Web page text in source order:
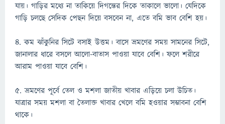
যায়। গাড়ির মধ্যে না তাকিয়ে দিগন্তের দিকে তাকালে ভালো। যেদিকে
গাড়ি চলছে সেদিক পেছন দিয়ে বসবেন না, এতে বমি ভাব বেশি হয়।
৪. কম ঝাঁকুনির সিটে বসাই উত্তম। বাসে ভ্রমণের সময় সামনের সিটে,
জানালার ধারে বসলে আলো-বাতাস পাওয়া যাবে বেশি। ফলে শরীরে
আরাম পাওয়া যাবে বেশি।
৫. ভ্রমণের পূর্বে তেল ও মশলা জাতীয় খাবার এড়িয়ে চলা উচিত।
যাত্রার সময় মশলা বা তৈলাক্ত খাবার খেলে বমি হওয়ার সম্ভাবনা বেশি
থাকে।